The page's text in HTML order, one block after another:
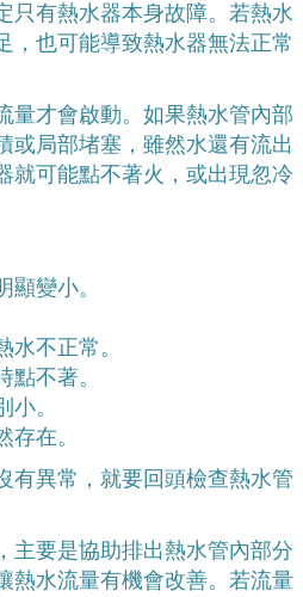
只有熱水器本身故障。若熱水
，也可能導致熱水器無法正常
量才會啟動。如果熱水管內部
或局部堵塞，雖然水還有流出
就可能點不著火，或出現忽冷
變小。
水不正常。
不著。
。
存在。
有異常，就要回頭檢查熱水管
主要是協助排出熱水管內部分
熱水流量有機會改善。若流量